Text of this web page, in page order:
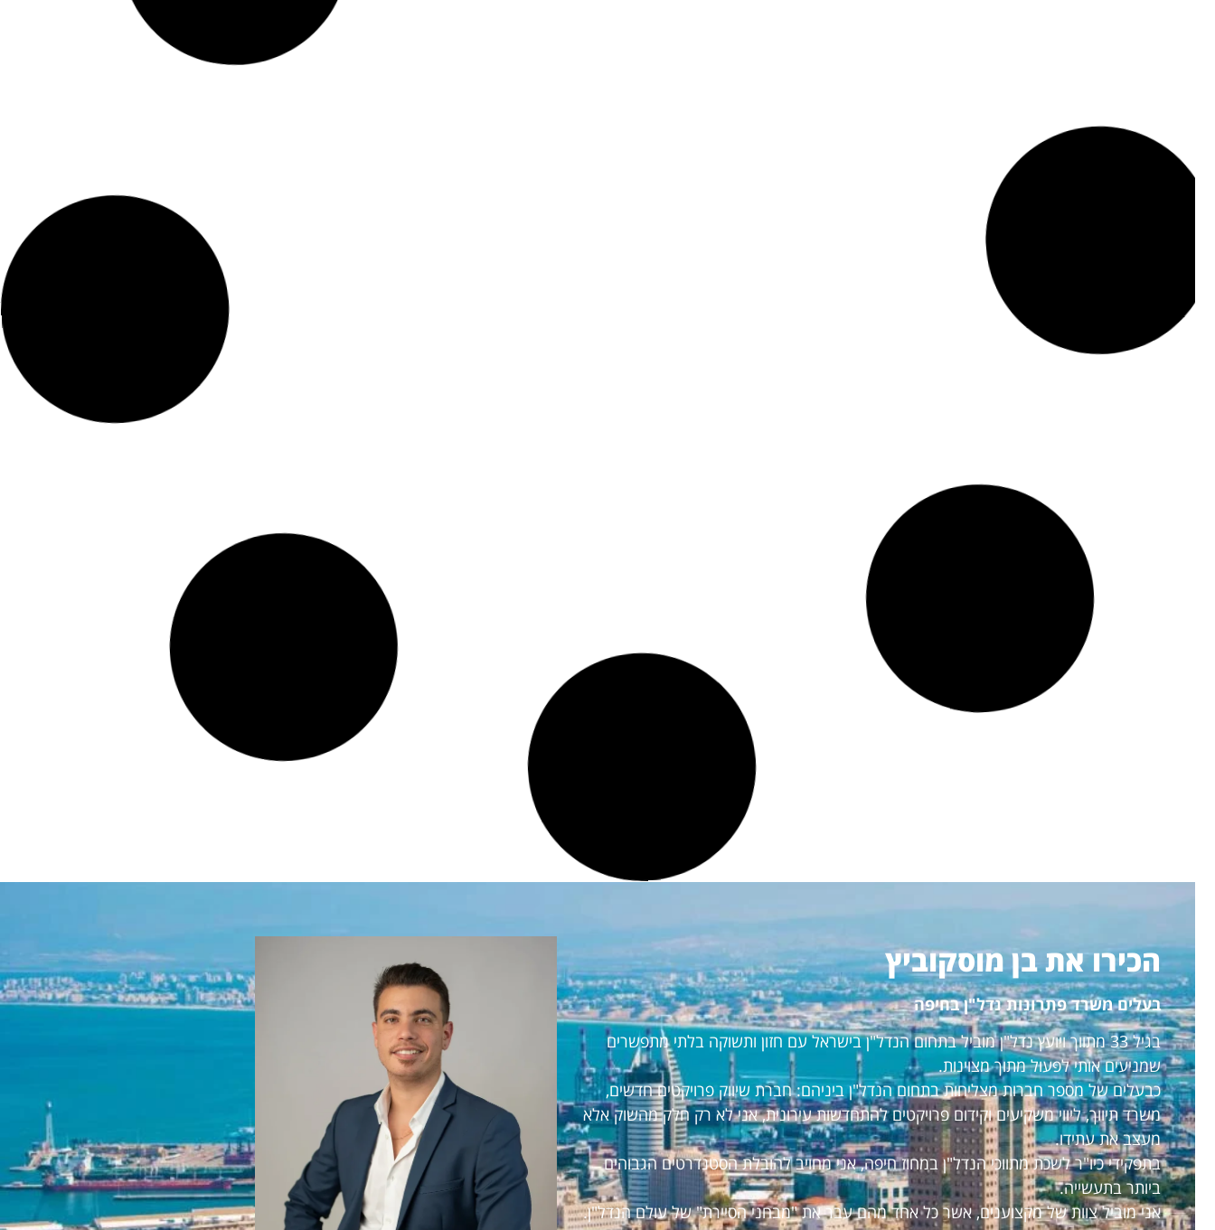
הכירו את בן מוסקוביץ
בעלים משרד פתרונות נדל"ן בחיפה
בגיל 33 מתווך ויועץ נדל"ן מוביל בתחום הנדל"ן בישראל עם חזון ותשוקה בלתי מתפשרים
שמניעים אותי לפעול מתוך מצוינות.
כבעלים של מספר חברות מצליחות בתחום הנדל"ן ביניהם: חברת שיווק פרויקטים חדשים,
משרד תיווך, ליווי משקיעים וקידום פרויקטים להתחדשות עירונית, אני לא רק חלק מהשוק אלא
מעצב את עתידו.
בתפקידי כיו"ר לשכת מתווכי הנדל"ן במחוז חיפה, אני מחויב להובלת הסטנדרטים הגבוהים
ביותר בתעשייה.
אני מוביל צוות של מקצוענים, אשר כל אחד מהם עבר את "מבחני הסיירת" של עולם הנדל"ן.